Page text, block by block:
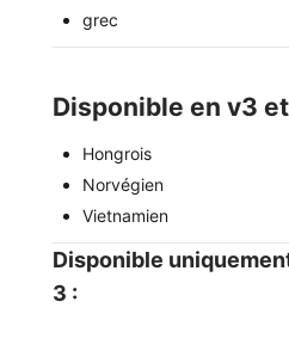
grec
Disponible en v3
Hongrois
Norvégien
Vietnamien
Disponible
3 :